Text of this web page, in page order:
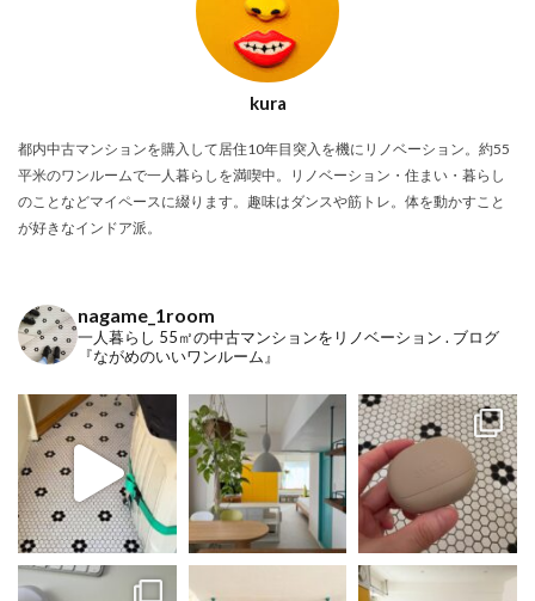
kura
都内中古マンションを購入して居住10年目突入を機にリノベーション。約55
平米のワンルームで一人暮らしを満喫中。リノベーション・住まい・暮らし
のことなどマイペースに綴ります。趣味はダンスや筋トレ。体を動かすこと
が好きなインドア派。
nagame_1room
一人暮らし 55㎡の中古マンションをリノベーション . ブログ
『ながめのいいワンルーム』